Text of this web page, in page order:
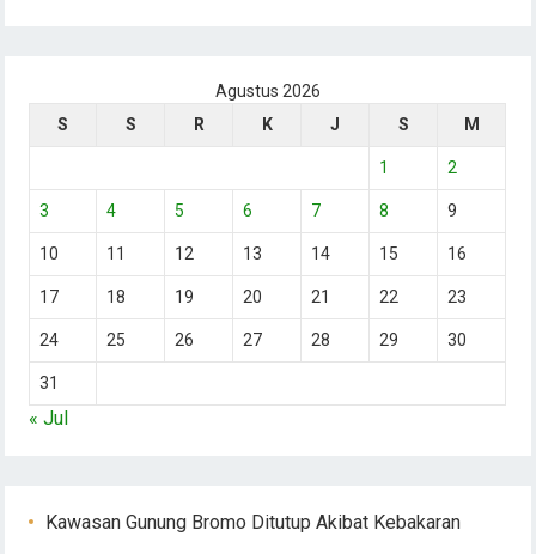
Agustus 2026
S
S R K J S M
1 2
3 4 5 6 7 8 9
10 11 12 13 14 15 16
17 18 19 20 21 22 23
24 25 26 27 28 29 30
31
« Jul
Kawasan Gunung Bromo Ditutup Akibat Kebakaran